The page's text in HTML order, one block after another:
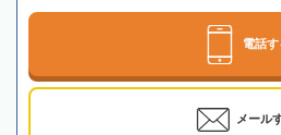
電話す
メール